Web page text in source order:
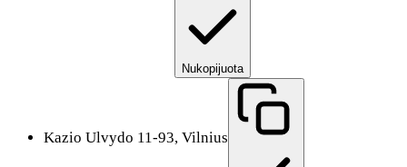
Nukopijuota
Kazio Ulvydo 11-93, Vilnius